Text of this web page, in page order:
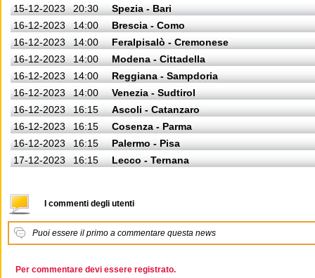
15-12-2023 20:30
Spezia - Bari
16-12-2023
14:00
Brescia - Como
16-12-2023
14:00
Feralpisalò - Cremonese
16-12-2023
14:00
Modena - Cittadella
16-12-2023
14:00
Reggiana - Sampdoria
16-12-2023
14:00
Venezia - Sudtirol
16-12-2023
16:15
Ascoli - Catanzaro
16-12-2023
16:15
Cosenza - Parma
16-12-2023
16:15
Palermo - Pisa
17-12-2023
16:15 Lecco - Ternana
I commenti degli utenti
Puoi essere il primo a commentare questa news
Per commentare devi essere registrato.